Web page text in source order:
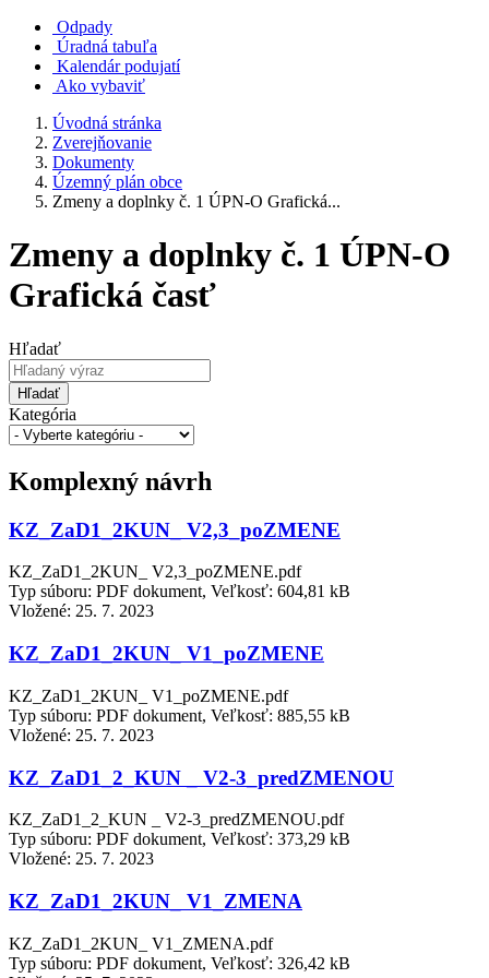
Odpady
Úradná tabuľa
Kalendár podujatí
Ako vybaviť
Úvodná stránka
Zverejňovanie
Dokumenty
Územný plán obce
Zmeny a doplnky č. 1 ÚPN-O Grafická...
Zmeny a doplnky č. 1 ÚPN-O
Grafická časť
Hľadať
Hľadať
Kategória
Komplexný návrh
KZ_ZaD1_2KUN_ V2,3_poZMENE
KZ_ZaD1_2KUN_ V2,3_poZMENE.pdf
Typ súboru: PDF dokument, Veľkosť: 604,81 kB
Vložené: 25. 7. 2023
KZ_ZaD1_2KUN_ V1_poZMENE
KZ_ZaD1_2KUN_ V1_poZMENE.pdf
Typ súboru: PDF dokument, Veľkosť: 885,55 kB
Vložené: 25. 7. 2023
KZ_ZaD1_2_KUN _ V2-3_predZMENOU
KZ_ZaD1_2_KUN _ V2-3_predZMENOU.pdf
Typ súboru: PDF dokument, Veľkosť: 373,29 kB
Vložené: 25. 7. 2023
KZ_ZaD1_2KUN_ V1_ZMENA
KZ_ZaD1_2KUN_ V1_ZMENA.pdf
Typ súboru: PDF dokument, Veľkosť: 326,42 kB